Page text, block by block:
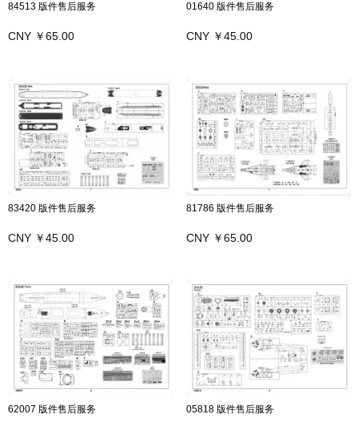
84513 版件售后服务
CNY ￥65.00
01640 版件售后服务
CNY ￥45.00
83420 版件售后服务
CNY ￥45.00
81786 版件售后服务
CNY ￥65.00
62007 版件售后服务 05818 版件售后服务